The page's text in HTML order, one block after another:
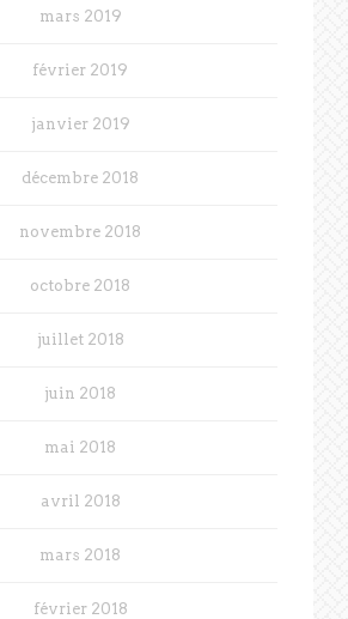
mars 2019
février 2019
janvier 2019
décembre 2018
novembre 2018
octobre 2018
juillet 2018
juin 2018
mai 2018
avril 2018
mars 2018
février 2018